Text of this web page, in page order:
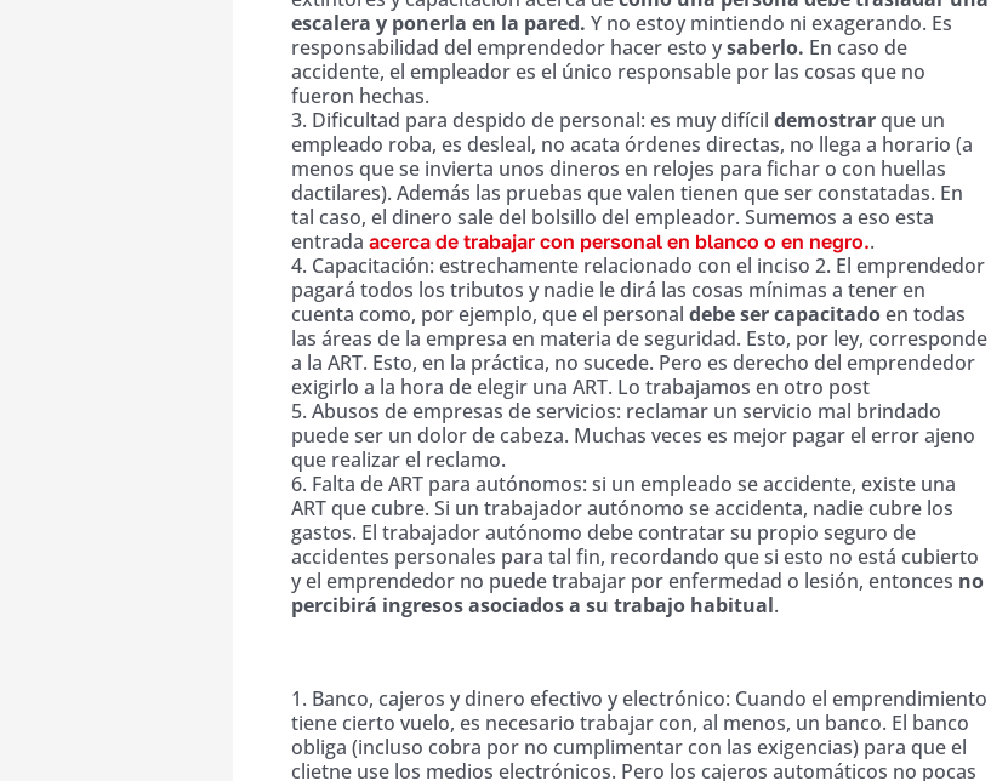
escalera y ponerla en la pared. Y no estoy mintiendo ni exagerando. Es
responsabilidad del emprendedor hacer esto ysaberlo. En caso de
accidente, el empleador es el único responsable por las cosas que no
fueron hechas.
3. Dificultad para despido de personal: es muy difícil demostrarque un
empleado roba, es desleal, no acata órdenes directas, no llega a horario (a
menos que se invierta unos dineros en relojes para fichar o con huellas
dactilares). Además las pruebas que valen tienen que ser constatadas. En
tal caso, el dinero sale del bolsillo del empleador. Sumemos a eso esta
entrada acerca de trabajar con personal en blanco o en negro..
4. Capacitación: estrechamente relacionado con el inciso 2. El emprendedor
pagará todos los tributos y nadie le dirá las cosas mínimas a tener en
cuenta como, por ejemplo, que el personal debe ser capacitadoen todas
las áreas de la empresa en materia de seguridad. Esto, por ley, corresponde
a la ART. Esto, en la práctica, no sucede. Pero es derecho del emprendedor
exigirlo a la hora de elegir una ART. Lo trabajamos en otro post
5. Abusos de empresas de servicios: reclamar un servicio mal brindado
puede ser un dolor de cabeza. Muchas veces es mejor pagar el error ajeno
que realizar el reclamo.
6. Falta de ART para autónomos: si un empleado se accidente, existe una
ART que cubre. Si un trabajador autónomo se accidenta, nadie cubre los
gastos. El trabajador autónomo debe contratar su propio seguro de
accidentes personales para tal fin, recordando que si esto no está cubierto
y el emprendedor no puede trabajar por enfermedad o lesión, entonces no
percibirá ingresos asociados a su trabajo habitual.
1. Banco, cajeros y dinero efectivo y electrónico: Cuando el emprendimiento
tiene cierto vuelo, es necesario trabajar con, al menos, un banco. El banco
obliga (incluso cobra por no cumplimentar con las exigencias) para que el
clietne use los medios electrónicos. Pero los cajeros automáticos no pocas